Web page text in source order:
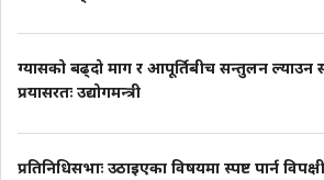
ग्यासको बढ्दो माग र आपूर्तिबीच सन्तुलन ल्याउन
प्रयासरतः उद्योगमन्त्री
प्रतिनिधिसभाः उठाइएका विषयमा स्पष्ट पार्न